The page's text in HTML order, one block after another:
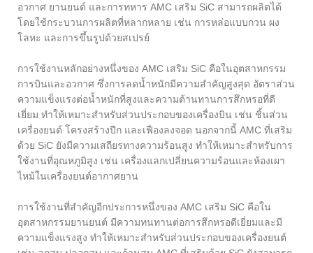
อวกาศ ยานยนต์ และการทหาร AMC เสริม SiC สามารถผลิตได้
โดยใช้กระบวนการผลิตที่หลากหลาย เช่น การหล่อแบบกวน ผง
โลหะ และการขึ้นรูปด้วยสเปรย์
การใช้งานหลักอย่างหนึ่งของ AMC เสริม SiC คือในอุตสาหกรรม
การบินและอวกาศ ซึ่งการลดน้ำหนักมีความสำคัญสูงสุด อัตราส่วน
ความแข็งแรงต่อน้ำหนักที่สูงและความต้านทานการสึกหรอที่ดี
เยี่ยม ทำให้เหมาะสำหรับส่วนประกอบของเครื่องบิน เช่น ชิ้นส่วน
เครื่องยนต์ โครงสร้างปีก และเฟืองลงจอด นอกจากนี้ AMC ที่เสริม
ด้วย SiC ยังมีความเสถียรทางความร้อนสูง ทำให้เหมาะสำหรับการ
ใช้งานที่อุณหภูมิสูง เช่น เครื่องแลกเปลี่ยนความร้อนและห้องเผา
ไหม้ในเครื่องยนต์อากาศยาน
การใช้งานที่สำคัญอีกประการหนึ่งของ AMC เสริม SiC คือใน
อุตสาหกรรมยานยนต์ มีความทนทานต่อการสึกหรอดีเยี่ยมและมี
ความแข็งแรงสูง ทำให้เหมาะสำหรับส่วนประกอบของเครื่องยนต์